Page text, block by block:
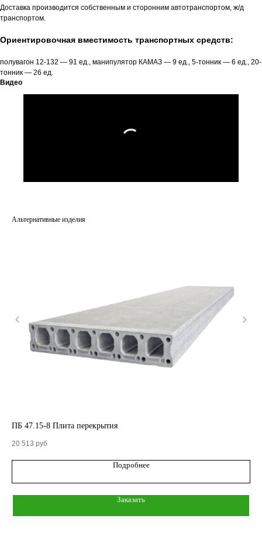
Доставка производится собственным и сторонним автотранспортом, ж/д
транспортом.
Ориентировочная вместимость транспортных средств:
полувагон 12-132 — 91 ед., манипулятор КАМАЗ — 9 ед., 5-тонник — 6 ед., 20-
тонник — 26 ед.
Видео
Альтернативные изделия
ПБ 47.15-8 Плита перекрытия
20 513 руб
Подробнее
Заказать
Элементы теплотрасс
Элементы лестниц